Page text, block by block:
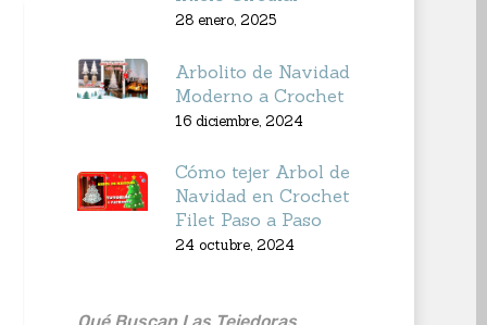
28 enero, 2025
Arbolito de Navidad
Moderno a Crochet
16 diciembre, 2024
Cómo tejer Arbol de
Navidad en Crochet
Filet Paso a Paso
24 octubre, 2024